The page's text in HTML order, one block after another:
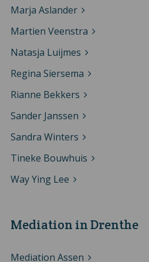
Marja Aslander
Martien Veenstra
Natasja Luijmes
Regina Siersema
Rianne Bekkers
Sander Janssen
Sandra Winters
Tineke Bouwhuis
Way Ying Lee
Mediation in Drenthe
Mediation Assen